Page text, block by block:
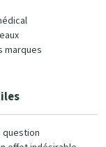
marques
question